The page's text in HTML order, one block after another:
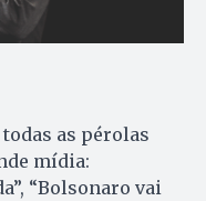
as pérolas
mídia:
“Bolsonaro vai